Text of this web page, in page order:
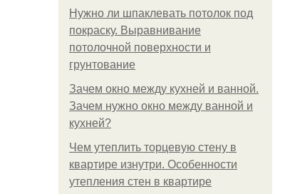
Нужно ли шпаклевать потолок под
покраску. Выравнивание
потолочной поверхности и
грунтование
Зачем окно между кухней и ванной.
Зачем нужно окно между ванной и
кухней?
Чем утеплить торцевую стену в
квартире изнутри. Особенности
утепления стен в квартире